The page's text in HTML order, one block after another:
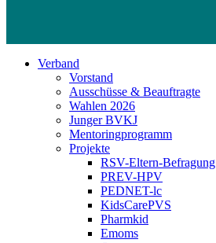
Verband
Vorstand
Ausschüsse & Beauftragte
Wahlen 2026
Junger BVKJ
Mentoringprogramm
Projekte
RSV-Eltern-Befragung
PREV-HPV
PEDNET-lc
KidsCarePVS
Pharmkid
Emoms